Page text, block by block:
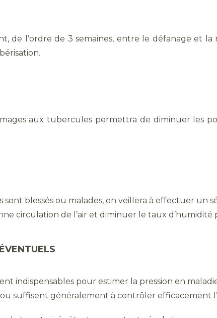
de l’ordre de 3 semaines, entre le défanage et
aux tubercules permettra de diminuer les
sont blessés ou malades, on veillera à effectuer un
circulation de l’air et diminuer le taux
indispensables pour estimer la pression en
suffisent généralement à contrôler efficacement